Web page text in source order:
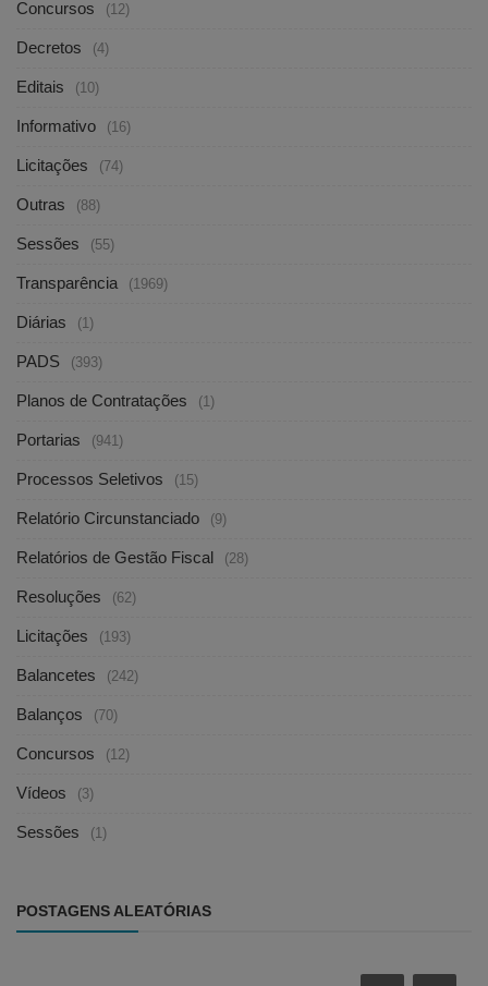
Concursos (12)
Decretos (4)
Editais (10)
Informativo (16)
Licitações (74)
Outras (88)
Sessões (55)
Transparência (1969)
Diárias (1)
PADS (393)
Planos de Contratações (1)
Portarias (941)
Processos Seletivos (15)
Relatório Circunstanciado (9)
Relatórios de Gestão Fiscal (28)
Resoluções (62)
Licitações (193)
Balancetes (242)
Balanços (70)
Concursos (12)
Vídeos (3)
Sessões (1)
POSTAGENS ALEATÓRIAS